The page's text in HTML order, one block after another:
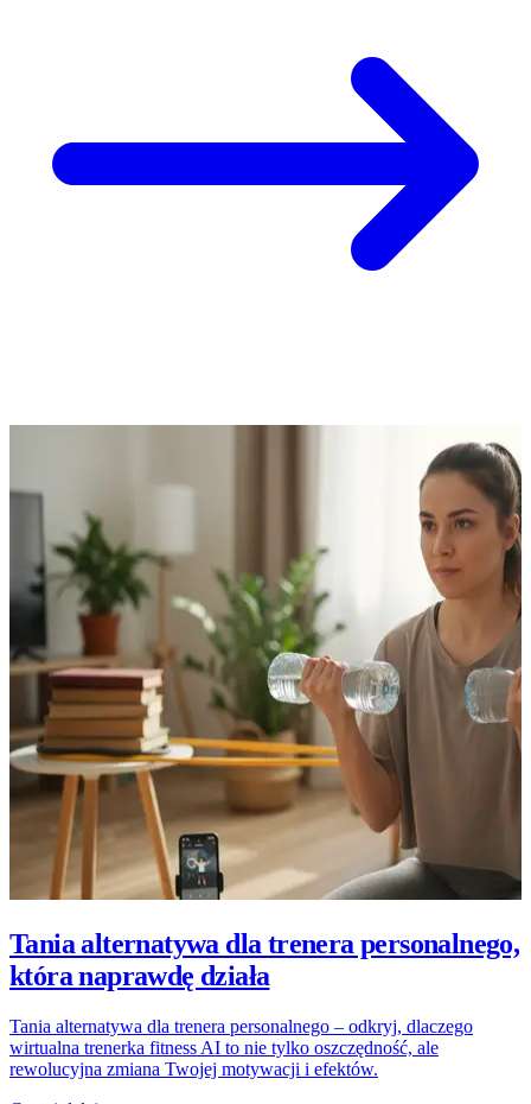
Tania alternatywa dla trenera personalnego,
która naprawdę działa
Tania alternatywa dla trenera personalnego – odkryj, dlaczego
wirtualna trenerka fitness AI to nie tylko oszczędność, ale
rewolucyjna zmiana Twojej motywacji i efektów.